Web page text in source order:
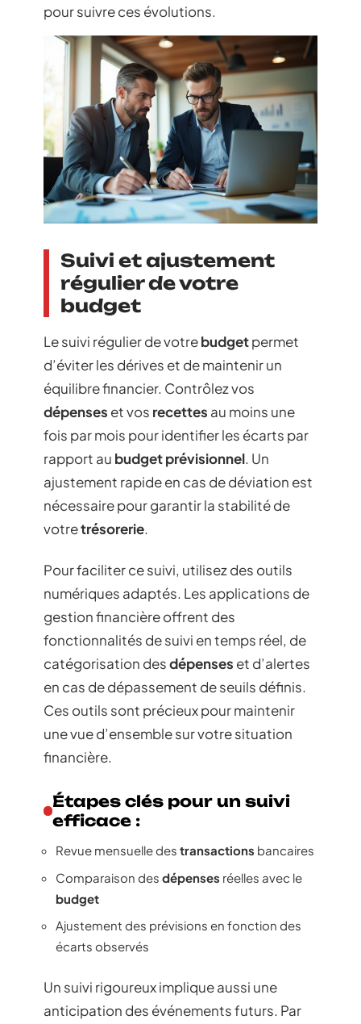
pour suivre ces évolutions.
Suivi et ajustement
régulier de votre
budget
Le suivi régulier de votrebudgetpermet
d’éviter les dérives et de maintenir un
équilibre financier. Contrôlez vos
dépenses et vos recettes au moins une
fois par mois pour identifier les écarts par
rapport au budget prévisionnel. Un
ajustement rapide en cas de déviation est
nécessaire pour garantir la stabilité de
votretrésorerie.
Pour faciliter ce suivi, utilisez des outils
numériques adaptés. Les applications de
gestion financière offrent des
fonctionnalités de suivi en temps réel, de
catégorisation desdépenses et d’alertes
en cas de dépassement de seuils définis.
Ces outils sont précieux pour maintenir
une vue d’ensemble sur votre situation
financière.
Étapes clés pour un suivi
efficace :
Revue mensuelle des transactions bancaires
Comparaison des dépenses réelles avec le
budget
Ajustement des prévisions en fonction des
écarts observés
Un suivi rigoureux implique aussi une
anticipation des événements futurs. Par